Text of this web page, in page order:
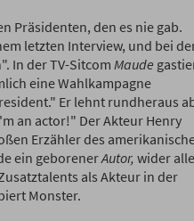
Präsidenten, den es nie gab.
letzten Interview, und bei
In der TV-Sitcom Maude
eine Wahlkampagne
Er lehnt rundheraus
an actor!" Der Akteur Henry
Erzähler des
ein geborenerAutor, wider alle
als Akteur in der
Monster.